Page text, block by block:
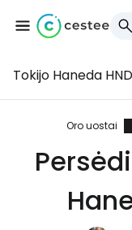
Tokijo Haneda HND
Oro uostai
... pasaulinė